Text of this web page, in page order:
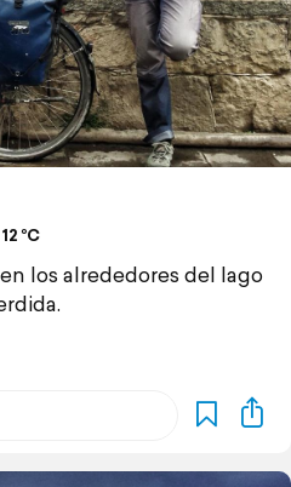
°C
los alrededores del lago